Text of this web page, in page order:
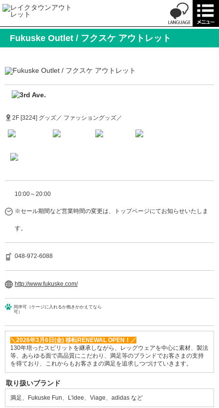
Fukuske Outlet / フクスケ アウトレット
2F [3224] グッズ／ ファッショングッズ／
10:00～20:00
※セール期間など営業時間の変更は、トップページにてお知らせいたしま
す。
048-972-6088
http://www.fukuske.com/
同伴可（ケージに入れるか抱きかかえてなら
可）
＼2026年3月6日(金) 移転RENEWAL OPEN！／
130年培ったスピリットを継承しながら、レッグウェアを中心に素材、製法
等、あらゆる面で高品質にこだわり、満足等のブランドでお客さまの支持
を得ており、これからもお客さまの満足を追求しつづけていきます。
取り扱いブランド
満足、Fukuske Fun、L'idee、Viage、adidas など